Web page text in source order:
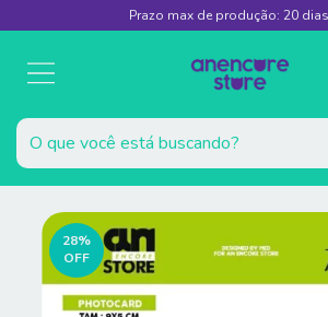
Prazo max de produção: 20
28%
OFF